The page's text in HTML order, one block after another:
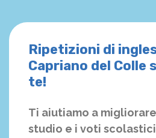
Ripetizioni di
Capriano del Colle
te!
Ti aiutiamo a
studio e i voti scolastici